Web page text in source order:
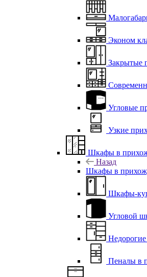
Эконом
Закрытые
Угловые
Узкие
Шкафы в
Назад
Шкафы в
Шкафы-
Угловой
Пеналы в